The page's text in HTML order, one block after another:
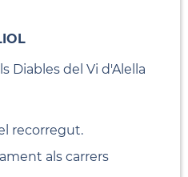
Diables del Vi d'Alella
recorregut.
als carrers